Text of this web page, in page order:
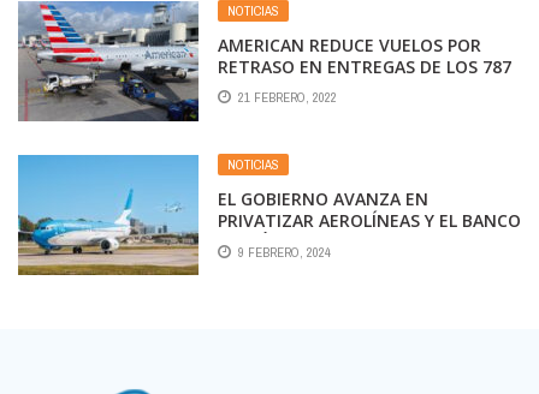
NOTICIAS
AMERICAN REDUCE VUELOS POR
RETRASO EN ENTREGAS DE LOS 787
21 FEBRERO, 2022
NOTICIAS
EL GOBIERNO AVANZA EN
PRIVATIZAR AEROLÍNEAS Y EL BANCO
NACIÓN
9 FEBRERO, 2024